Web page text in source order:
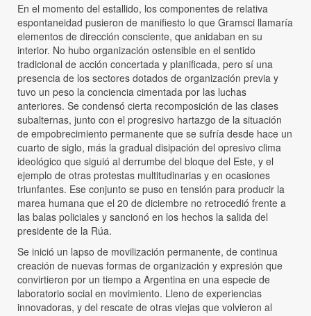
En el momento del estallido, los componentes de relativa
espontaneidad pusieron de manifiesto lo que Gramsci llamaría
elementos de dirección consciente, que anidaban en su
interior. No hubo organización ostensible en el sentido
tradicional de acción concertada y planificada, pero sí una
presencia de los sectores dotados de organización previa y
tuvo un peso la conciencia cimentada por las luchas
anteriores. Se condensó cierta recomposición de las clases
subalternas, junto con el progresivo hartazgo de la situación
de empobrecimiento permanente que se sufría desde hace un
cuarto de siglo, más la gradual disipación del opresivo clima
ideológico que siguió al derrumbe del bloque del Este, y el
ejemplo de otras protestas multitudinarias y en ocasiones
triunfantes. Ese conjunto se puso en tensión para producir la
marea humana que el 20 de diciembre no retrocedió frente a
las balas policiales y sancionó en los hechos la salida del
presidente de la Rúa.
Se inició un lapso de movilización permanente, de continua
creación de nuevas formas de organización y expresión que
convirtieron por un tiempo a Argentina en una especie de
laboratorio social en movimiento. Lleno de experiencias
innovadoras, y del rescate de otras viejas que volvieron al